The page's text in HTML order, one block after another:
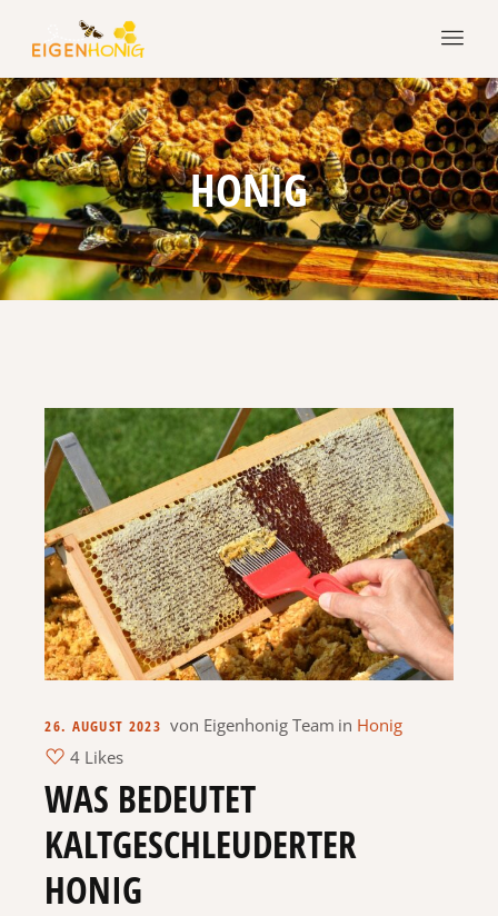
HONIG
26. AUGUST 2023 von Eigenhonig Team in Honig
4 Likes
WAS BEDEUTET
KALTGESCHLEUDERTER
HONIG